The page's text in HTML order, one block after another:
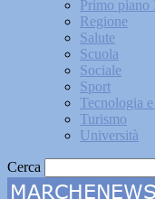
Primo piano
Regione
Salute
Scuola
Sociale
Sport
Tecnologia e
Turismo
Università
Cerca